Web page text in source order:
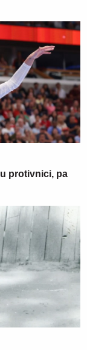
protivnici, pa